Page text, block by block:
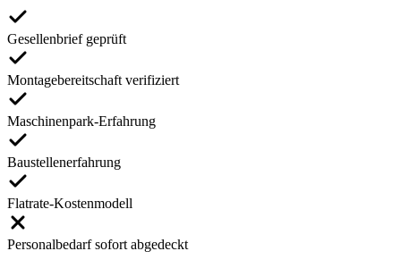
Gesellenbrief geprüft
Montagebereitschaft verifiziert
Maschinenpark-Erfahrung
Baustellenerfahrung
Flatrate-Kostenmodell
Personalbedarf sofort abgedeckt